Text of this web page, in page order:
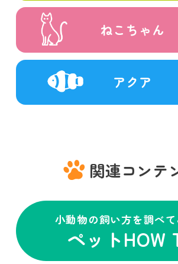
ねこちゃん
アクア
関連コンテ
小動物の飼い方を調べて
ペットHOW